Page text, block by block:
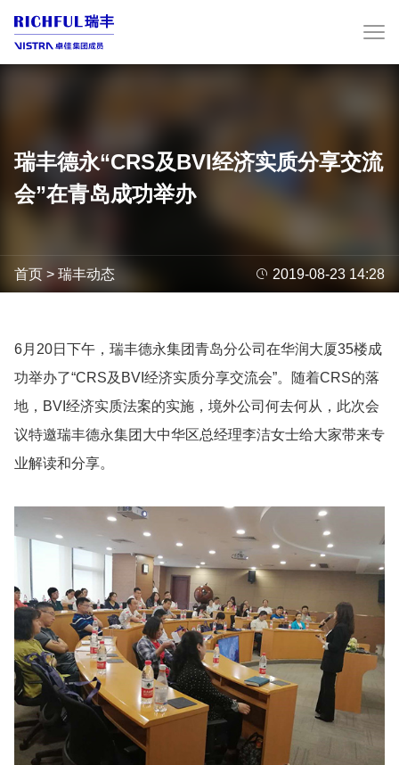
瑞丰德永“CRS及BVI经济实质分享交流
会”在青岛成功举办
首页 > 瑞丰动态  2019-08-23 14:28
6月20日下午，瑞丰德永集团青岛分公司在华润大厦35楼成
功举办了“CRS及BVI经济实质分享交流会”。随着CRS的落
地，BVI经济实质法案的实施，境外公司何去何从，此次会
议特邀瑞丰德永集团大中华区总经理李洁女士给大家带来专
业解读和分享。